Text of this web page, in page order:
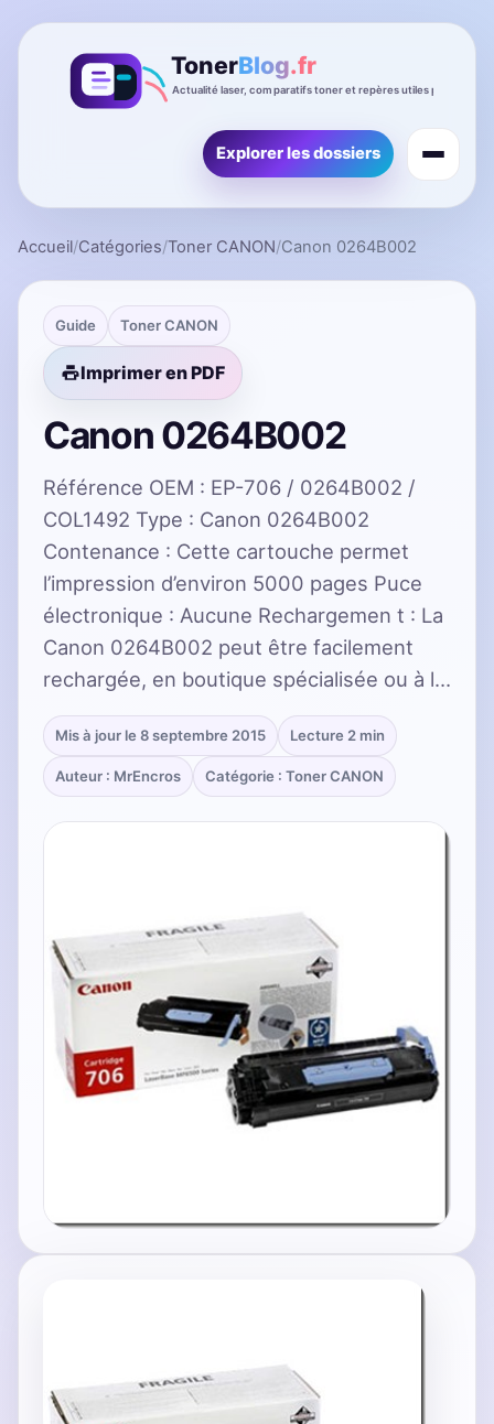
Explorer les dossiers
Accueil/Catégories/Toner CANON/Canon 0264B002
Guide Toner CANON
Imprimer en PDF
Canon 0264B002
Référence OEM : EP-706 / 0264B002 /
COL1492 Type : Canon 0264B002
Contenance : Cette cartouche permet
l’impression d’environ 5000 pages Puce
électronique : Aucune Rechargemen t : La
Canon 0264B002 peut être facilement
rechargée, en boutique spécialisée ou à l…
Mis à jour le 8 septembre 2015 Lecture 2 min
Auteur : MrEncros Catégorie : Toner CANON